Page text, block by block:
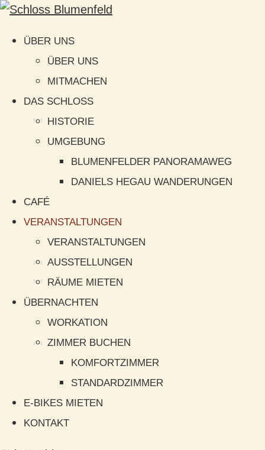
ÜBER UNS
ÜBER UNS
MITMACHEN
DAS SCHLOSS
HISTORIE
UMGEBUNG
BLUMENFELDER PANORAMAWEG
DANIELS HEGAU WANDERUNGEN
CAFÉ
VERANSTALTUNGEN
VERANSTALTUNGEN
AUSSTELLUNGEN
RÄUME MIETEN
ÜBERNACHTEN
WORKATION
ZIMMER BUCHEN
KOMFORTZIMMER
STANDARDZIMMER
E-BIKES MIETEN
KONTAKT